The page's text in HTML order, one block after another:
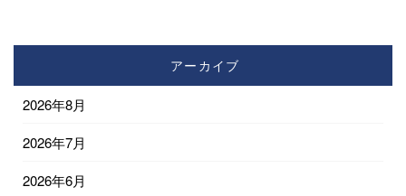
アーカイブ
2026年8月
2026年7月
2026年6月